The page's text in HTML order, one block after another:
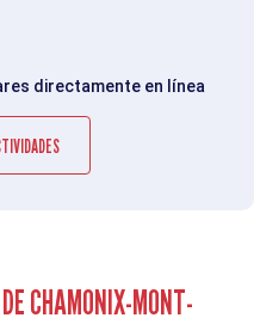
directamente en línea
CHAMONIX-MONT-